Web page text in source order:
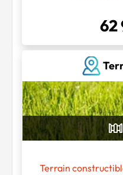
62
Terrain